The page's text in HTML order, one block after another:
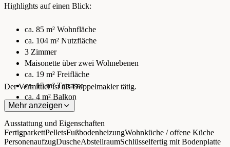
Highlights auf einen Blick:
ca. 85 m² Wohnfläche
ca. 104 m² Nutzfläche
3 Zimmer
Maisonette über zwei Wohnebenen
ca. 19 m² Freifläche
ca. 15 m² Terrasse
ca. 4 m² Balkon
Erstbezug im vollsanierten Altbau
Baujahr 1904
offene Wohnküche
Fußbodenheizung
Der Vermittler ist als Doppelmakler tätig.
Mehr anzeigen
Ausstattung und Eigenschaften
FertigparkettPelletsFußbodenheizungWohnküche / offene Küche
PersonenaufzugDuscheAbstellraumSchlüsselfertig mit Bodenplatte